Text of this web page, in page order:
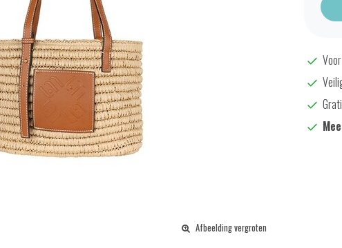
Afbeelding vergroten
Voor